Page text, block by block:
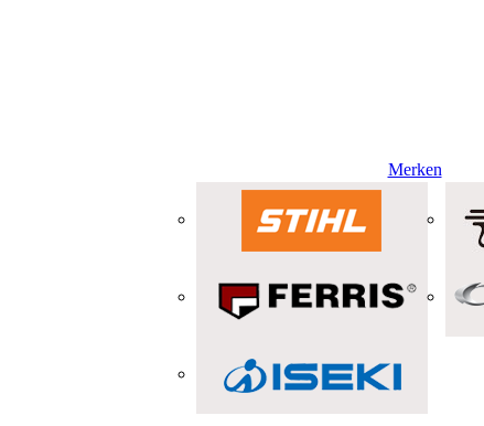
Merken